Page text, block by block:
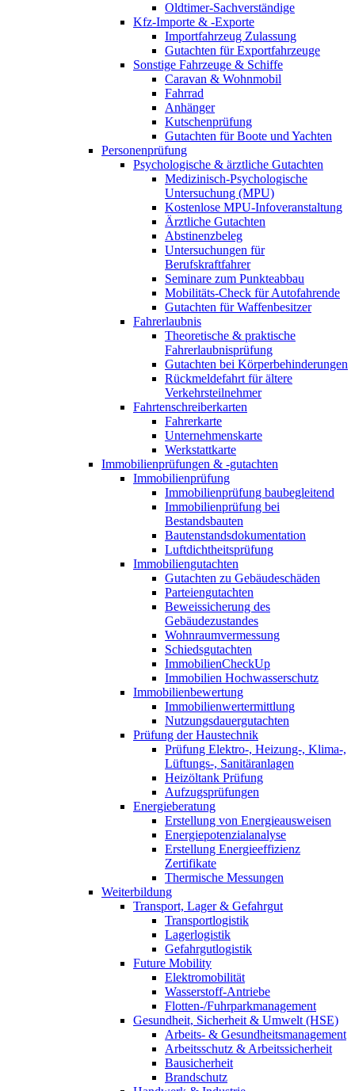
Oldtimer-Sachverständige
Kfz-Importe & -Exporte
Importfahrzeug Zulassung
Gutachten für Exportfahrzeuge
Sonstige Fahrzeuge & Schiffe
Caravan & Wohnmobil
Fahrrad
Anhänger
Kutschenprüfung
Gutachten für Boote und Yachten
Personenprüfung
Psychologische & ärztliche Gutachten
Medizinisch-Psychologische
Untersuchung (MPU)
Kostenlose MPU-Infoveranstaltung
Ärztliche Gutachten
Abstinenzbeleg
Untersuchungen für
Berufskraftfahrer
Seminare zum Punkteabbau
Mobilitäts-Check für Autofahrende
Gutachten für Waffenbesitzer
Fahrerlaubnis
Theoretische & praktische
Fahrerlaubnisprüfung
Gutachten bei Körperbehinderungen
Rückmeldefahrt für ältere
Verkehrsteilnehmer
Fahrtenschreiberkarten
Fahrerkarte
Unternehmenskarte
Werkstattkarte
Immobilienprüfungen & -gutachten
Immobilienprüfung
Immobilienprüfung baubegleitend
Immobilienprüfung bei
Bestandsbauten
Bautenstandsdokumentation
Luftdichtheitsprüfung
Immobiliengutachten
Gutachten zu Gebäudeschäden
Parteiengutachten
Beweissicherung des
Gebäudezustandes
Wohnraumvermessung
Schiedsgutachten
ImmobilienCheckUp
Immobilien Hochwasserschutz
Immobilienbewertung
Immobilienwertermittlung
Nutzungsdauergutachten
Prüfung der Haustechnik
Prüfung Elektro-, Heizung-, Klima-,
Lüftungs-, Sanitäranlagen
Heizöltank Prüfung
Aufzugsprüfungen
Energieberatung
Erstellung von Energieausweisen
Energiepotenzialanalyse
Erstellung Energieeffizienz
Zertifikate
Thermische Messungen
Weiterbildung
Transport, Lager & Gefahrgut
Transportlogistik
Lagerlogistik
Gefahrgutlogistik
Future Mobility
Elektromobilität
Wasserstoff-Antriebe
Flotten-/Fuhrparkmanagement
Gesundheit, Sicherheit & Umwelt (HSE)
Arbeits- & Gesundheitsmanagement
Arbeitsschutz & Arbeitssicherheit
Bausicherheit
Brandschutz